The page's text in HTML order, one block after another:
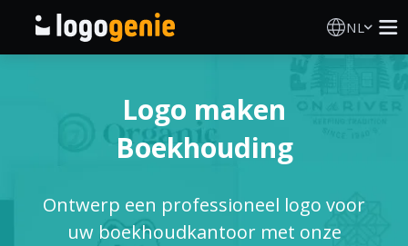
NL
AI logogenerator
Gedrukte producten
Logo maken
Boekhouding
Ontwerp een professioneel logo voor
uw boekhoudkantoor met onze